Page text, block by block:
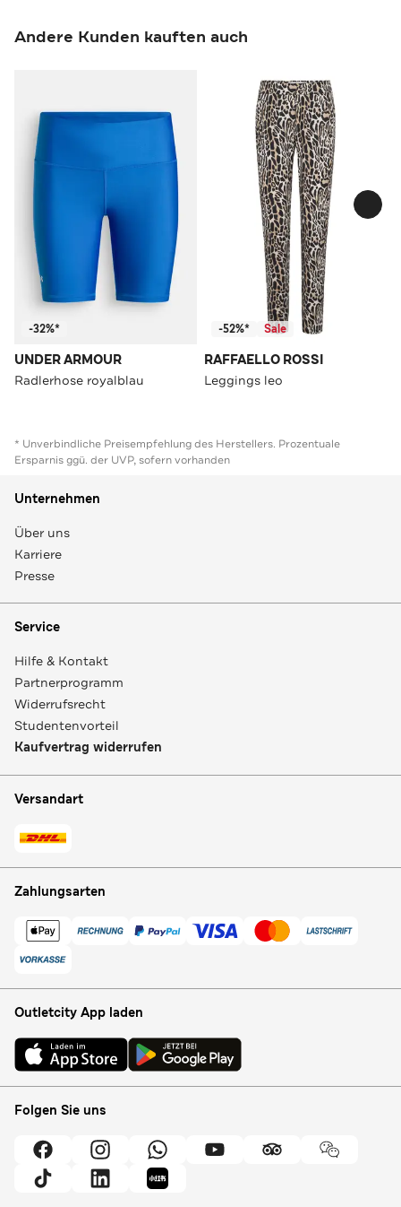
Andere Kunden kauften auch
-32%*
UNDER ARMOUR
Radlerhose royalblau
-52%* Sale
RAFFAELLO ROSSI
Leggings leo
* Unverbindliche Preisempfehlung des Herstellers. Prozentuale
Ersparnis ggü. der UVP, sofern vorhanden
Unternehmen
Über uns
Karriere
Presse
Service
Hilfe & Kontakt
Partnerprogramm
Widerrufsrecht
Studentenvorteil
Kaufvertrag widerrufen
Versandart
Zahlungsarten
Outletcity App laden
Folgen Sie uns